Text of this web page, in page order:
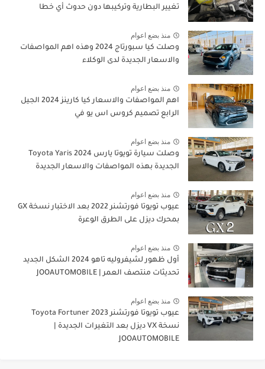
تغيير البطارية وتركيبها دون حدوث أي خطا
منذ بضع اعوام
وصلت كيا سبورتاج 2024 وهذه اهم المواصفات
والاسعار الجديدة لدى الوكلاء
منذ بضع اعوام
اهم المواصفات والاسعار كيا كارينز 2024 الجيل
الرابع تصميم كروس اس يو في
منذ بضع اعوام
وصلت سيارة تويوتا يارس 2024 Toyota Yaris
الجديدة بهذه المواصفات والاسعار الجديدة
منذ بضع اعوام
عيوب تويوتا فورتشنر 2022 بعد الاختبار نسخة GX
بمحرك ديزل على الطرق الوعرة
منذ بضع اعوام
أول ظهور لشيفروليه تاهو 2024 الشكل الجديد
تحديثات منتصف العمر | JOOAUTOMOBILE
منذ بضع اعوام
عيوب تويوتا فورتشنر 2023 Toyota Fortuner
نسخة VX ديزل بعد التغيرات الجديدة |
JOOAUTOMOBILE